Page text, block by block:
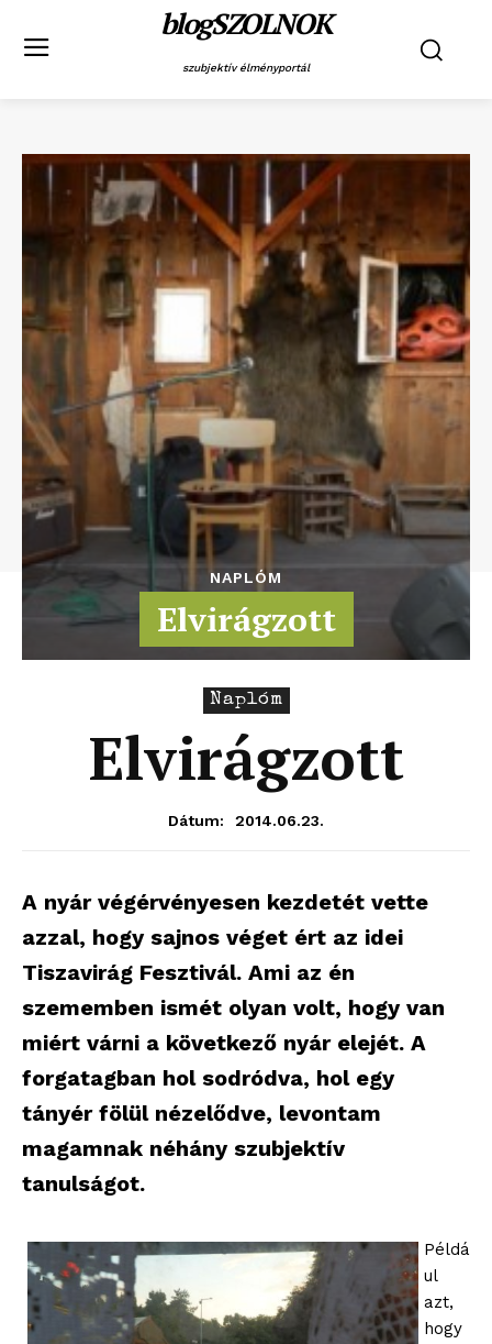
blogSZOLNOK
szubjektív élményportál
NAPLÓM
Elvirágzott
Naplóm
Elvirágzott
Dátum: 2014.06.23.
A nyár végérvényesen kezdetét vette
azzal, hogy sajnos véget ért az idei
Tiszavirág Fesztivál. Ami az én
szememben ismét olyan volt, hogy van
miért várni a következő nyár elejét. A
forgatagban hol sodródva, hol egy
tányér fölül nézelődve, levontam
magamnak néhány szubjektív
tanulságot.
Példá
ul
azt,
hogy